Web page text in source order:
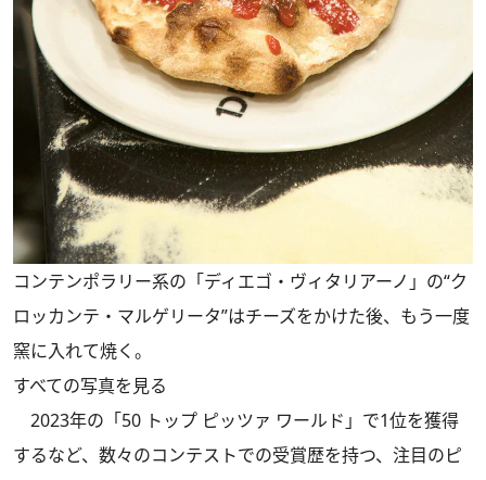
コンテンポラリー系の「ディエゴ・ヴィタリアーノ」の“ク
ロッカンテ・マルゲリータ”はチーズをかけた後、もう一度
窯に入れて焼く。
すべての写真を見る
2023年の「50 トップ ピッツァ ワールド」で1位を獲得
するなど、数々のコンテストでの受賞歴を持つ、注目のピ